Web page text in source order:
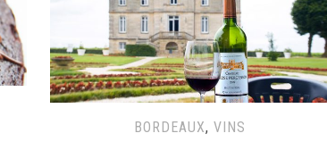
BORDEAUX, VINS